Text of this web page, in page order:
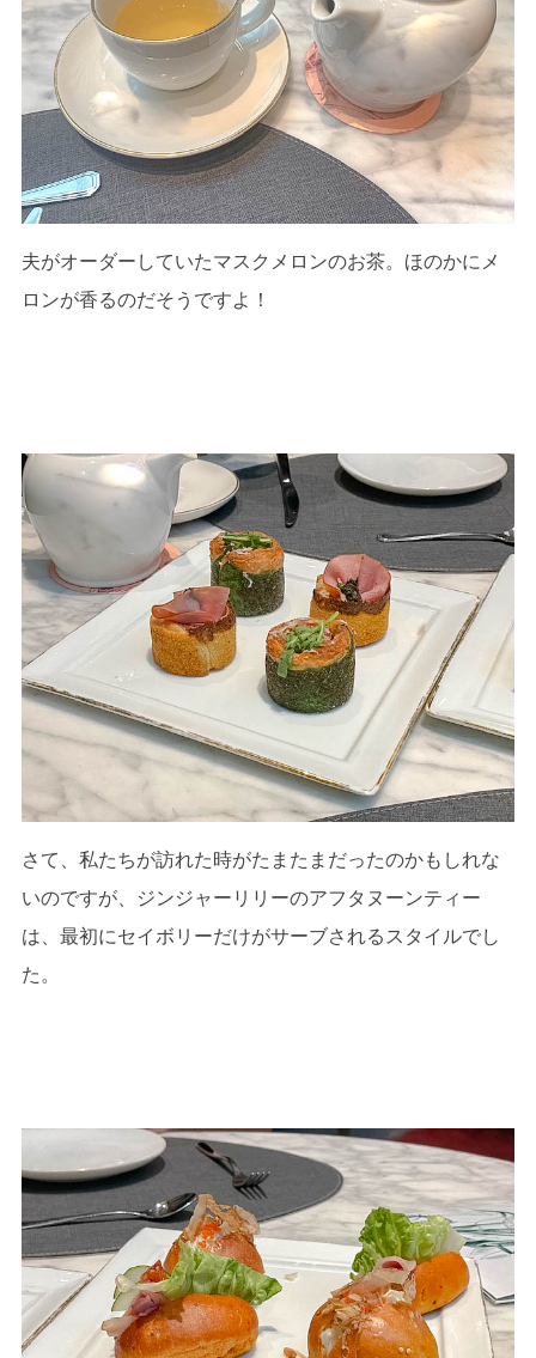
夫がオーダーしていたマスクメロンのお茶。ほのかにメ
ロンが香るのだそうですよ！
さて、私たちが訪れた時がたまたまだったのかもしれな
いのですが、ジンジャーリリーのアフタヌーンティー
は、最初にセイボリーだけがサーブされるスタイルでし
た。